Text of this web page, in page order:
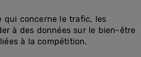
qui concerne le trafic, les
à des données sur le bien-être
à la compétition.